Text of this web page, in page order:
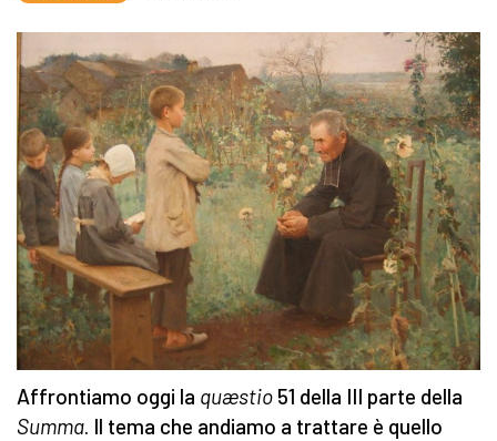
Affrontiamo oggi la quæstio 51 della III parte della
Summa. Il tema che andiamo a trattare è quello